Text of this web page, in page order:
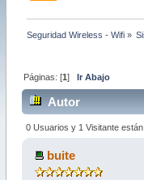
Seguridad Wireless - Wifi»
Páginas: [1] Ir Abajo
Autor
0 Usuarios y 1 Visitante
buite